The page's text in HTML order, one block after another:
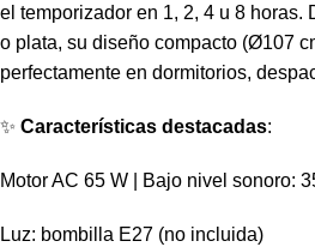
el temporizador en 1, 2, 4 u 8 horas.
o plata, su diseño compacto (Ø107
perfectamente en dormitorios,
✨ Características destacadas:
Motor AC 65 W | Bajo nivel sonoro:
Luz: bombilla E27 (no incluida)